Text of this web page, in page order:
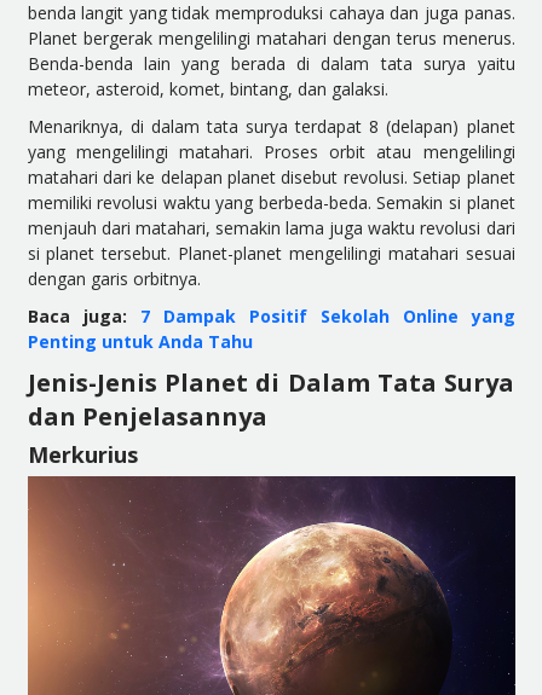
benda langit yang tidak memproduksi cahaya dan juga panas.
Planet bergerak mengelilingi matahari dengan terus menerus.
Benda-benda lain yang berada di dalam tata surya yaitu
meteor, asteroid, komet, bintang, dan galaksi.
Menariknya, di dalam tata surya terdapat 8 (delapan) planet
yang mengelilingi matahari. Proses orbit atau mengelilingi
matahari dari ke delapan planet disebut revolusi. Setiap planet
memiliki revolusi waktu yang berbeda-beda. Semakin si planet
menjauh dari matahari, semakin lama juga waktu revolusi dari
si planet tersebut. Planet-planet mengelilingi matahari sesuai
dengan garis orbitnya.
Baca juga: 7 Dampak Positif Sekolah Online yang
Penting untuk Anda Tahu
Jenis-Jenis Planet di Dalam Tata Surya
dan Penjelasannya
Merkurius